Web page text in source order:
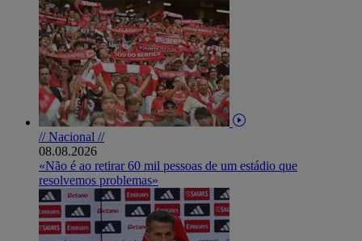
// Nacional //
08.08.2026
«Não é ao retirar 60 mil pessoas de um estádio que
resolvemos problemas»